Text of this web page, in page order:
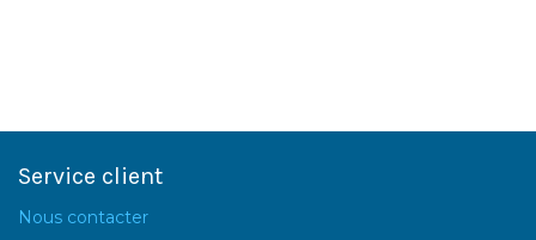
Service client
Nous contacter